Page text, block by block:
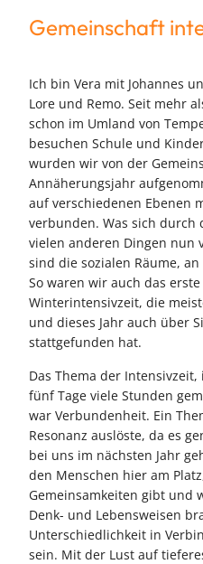
Gemeinschaft
Ich bin Vera mit Johannes
Lore und Remo. Seit mehr
schon im Umland von
besuchen Schule und
wurden wir von der
Annäherungsjahr
auf verschiedenen Ebenen
verbunden. Was sich durch
vielen anderen Dingen nun
sind die sozialen Räume,
So waren wir auch das
Winterintensivzeit, die
und dieses Jahr auch über
stattgefunden hat.
Das Thema der
fünf Tage viele Stunden
war Verbundenheit. Ein
Resonanz auslöste, da es
bei uns im nächsten Jahr
den Menschen hier am
Gemeinsamkeiten gibt und
Denk- und Lebensweisen
Unterschiedlichkeit in
sein. Mit der Lust auf